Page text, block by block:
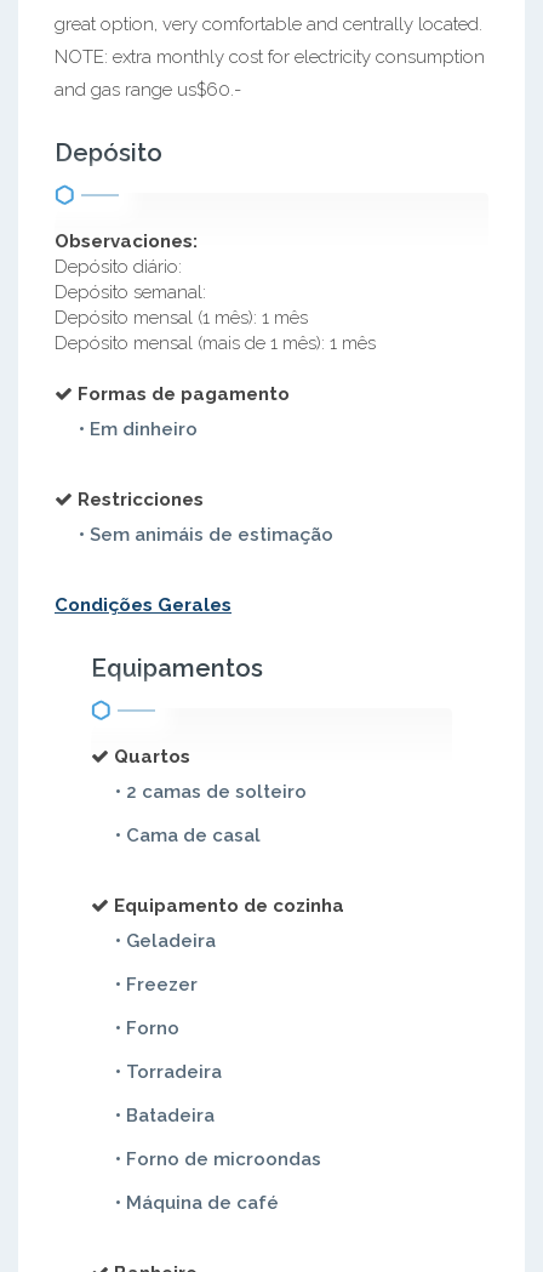
great option, very comfortable and centrally located.
NOTE: extra monthly cost for electricity consumption
and gas range us$60.-
Depósito
Observaciones:
Depósito diário:
Depósito semanal:
Depósito mensal (1 mês): 1 mês
Depósito mensal (mais de 1 mês): 1 mês
Formas de pagamento
• Em dinheiro
Restricciones
• Sem animáis de estimação
Condições Gerales
Equipamentos
Quartos
• 2 camas de solteiro
• Cama de casal
Equipamento de cozinha
• Geladeira
• Freezer
• Forno
• Torradeira
• Batadeira
• Forno de microondas
• Máquina de café